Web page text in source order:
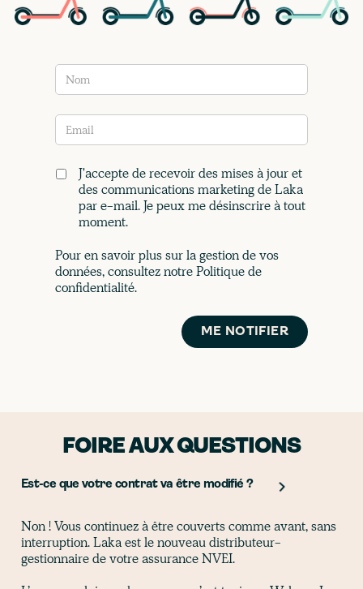
J'accepte de recevoir des mises à jour et
des communications marketing de Laka
par e-mail. Je peux me désinscrire à tout
moment.
Pour en savoir plus sur la gestion de vos
données, consultez notre Politique de
confidentialité.
FOIRE AUX QUESTIONS
Est-ce que votre contrat va être modifié ?
Non ! Vous continuez à être couverts comme avant, sans
interruption. Laka est le nouveau distributeur-
gestionnaire de votre assurance NVEI.